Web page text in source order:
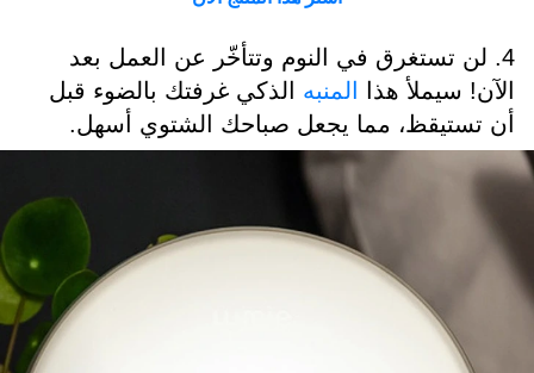
4. لن تستغرق في النوم وتتأخّر عن العمل بعد
الآن! سيملأ هذا
المنبه
الذكي غرفتك بالضوء قبل
أن تستيقظ، مما يجعل صباحك الشتوي أسهل.